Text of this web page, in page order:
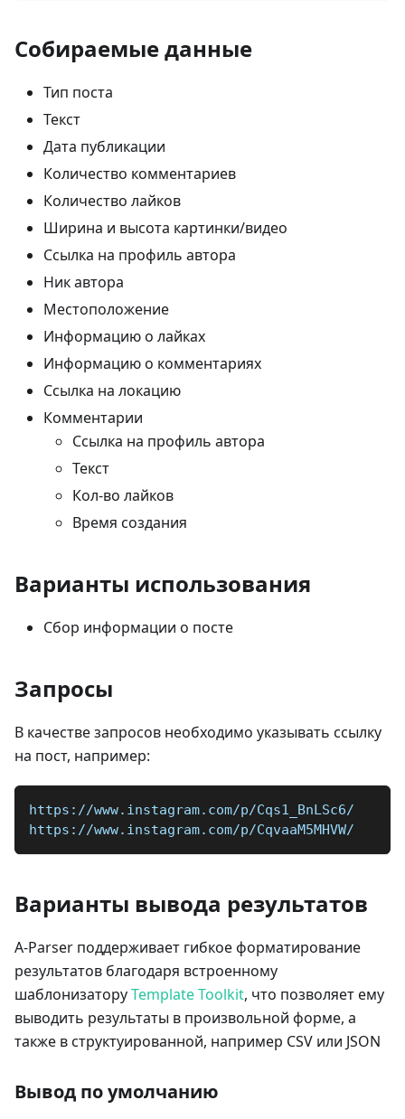
Собираемые данные
Тип поста
Текст
Дата публикации
Количество комментариев
Количество лайков
Ширина и высота картинки/видео
Ссылка на профиль автора
Ник автора
Местоположение
Информацию о лайках
Информацию о комментариях
Ссылка на локацию
Комментарии
Ссылка на профиль автора
Текст
Кол-во лайков
Время создания
Варианты использования
Сбор информации о посте
Запросы
В качестве запросов необходимо указывать ссылку
на пост, например:
https://www.instagram.com/p/Cqs1_BnLSc6/
https://www.instagram.com/p/CqvaaM5MHVW/
Варианты вывода результатов
A-Parser поддерживает гибкое форматирование
результатов благодаря встроенному
шаблонизаторуTemplate Toolkit, что позволяет ему
выводить результаты в произвольной форме, а
также в структуированной, например CSV или JSON
Вывод по умолчанию